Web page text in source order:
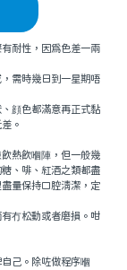
耐性，因爲色差一兩
需時幾日到一星期唔
顔色都滿意再正式黏
。
熱飲嗰陣，但一般幾
、啡、紅酒之類都盡
量保持口腔清潔，定
冇松動或者磨損。咁
己。除咗做程序嗰